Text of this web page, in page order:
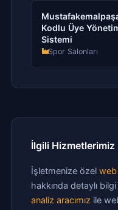
Kodlu Üye
Sistemi
Spor Salonları
İlgili Hizmetlerimiz
İşletmenize özel web
hakkında detaylı
analiz aracımız ile